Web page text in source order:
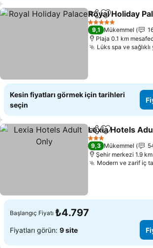
PaylaşFavorilerime
Royal Holiday
5 Yıldız
9,1 Mükemmel
Plaja 0.1 km
Lüks spa ve
Kesin fiyatları görmek için tarihleri
seçin
PaylaşFavorilerime
Lexia Hotels
3 Yıldız
9,3 Mükemmel
Şehir merkezi 1.9
Modern ve zarif iç
Başlangıç Fiyatı ₺4.797
Fiyatları görün: 9 site